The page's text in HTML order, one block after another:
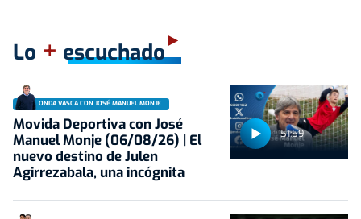
Lo + escuchado
51:59
ONDA VASCA CON JOSÉ MANUEL MONJE
Movida Deportiva con José
Manuel Monje (06/08/26) | El
nuevo destino de Julen
Agirrezabala, una incógnita